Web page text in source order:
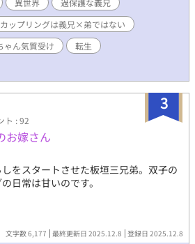
す。 すみません（＞＜。） 基本的に
。 平日は17時・土日祝は10時投稿で
。 （※予告なく入ります） ＊＊あらす
懸命育てていたが、反抗期の弟と喧嘩
でしまったアキ。 頑張り過ぎた魂を癒
か前世の弟が義兄になった！ 特殊な体
囲から愛され、過保護に育つが、周囲
兄の愛も重い。 前世は前世。 今の人
護に構う前世弟。 どんなに恋愛フラグ
それに気が付く前に、義兄の手によっ
ていく。 殿下に愛されても義兄に邪魔
いし、会えない（邪魔をされ続けてい
の価値を見出し、殿下との仲を縮めよ
との愛をはぐくむことができるのか？
、殿下の愛に溺れていく物語である。
異世界
過保護な義兄
カップリングは義兄×弟ではない
ん気質受け
転生
3
ト : 92
お嫁さん
をスタートさせた板垣三兄弟。双子の
日常は甘いのです。
文字数 6,177 最終更新日 2025.12.8 登録日 2025.12.8